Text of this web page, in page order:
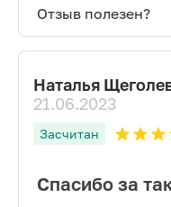
Отзыв полезен?
Наталья
21.06.2023
Засчитан
Спасибо за